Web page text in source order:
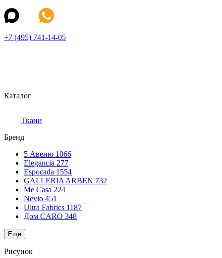
+7 (495) 741-14-05
Каталог
Ткани
Бренд
5 Авеню 1066
Elegancia 277
Espocada 1554
GALLERIA ARBEN 732
Me Casa 224
Nevio 451
Ultra Fabrics 1187
Дом CARO 348
Ещё
Рисунок